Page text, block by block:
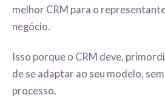
melhor CRM para o
negócio.
Isso porque o CRM deve,
de se adaptar ao seu modelo,
processo.